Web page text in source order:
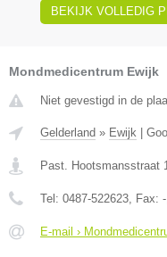
BEKIJK VOLLEDIG
Mondmedicentrum Ewijk
Niet gevestigd in de
Gelderland » Ewijk
Past. Hootsmansstraat
Tel: 0487-522623, Fax: -
E-mail ›